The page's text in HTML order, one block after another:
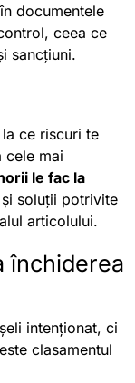
documentele
ceea ce
sancțiuni.
ce riscuri te
cele mai
le fac la
soluții potrivite
articolului.
închiderea
intenționat, ci
clasamentul